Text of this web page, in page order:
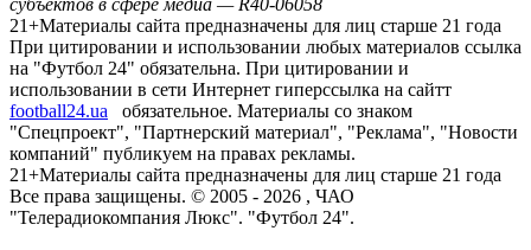
субъектов в сфере медиа — R40-06058
21+Материалы сайта предназначены для лиц старше 21 года
При цитировании и использовании любых материалов ссылка
на "Футбол 24" обязательна. При цитировании и
использовании в сети Интернет гиперссылка на сайтт
football24.ua
обязательное. Материалы со знаком
"Спецпроект", "Партнерский материал", "Реклама", "Новости
компаний" публикуем на правах рекламы.
21+Материалы сайта предназначены для лиц старше 21 года
Все права защищены. © 2005 - 2026 , ЧАО
"Телерадиокомпания Люкс". "Футбол 24".